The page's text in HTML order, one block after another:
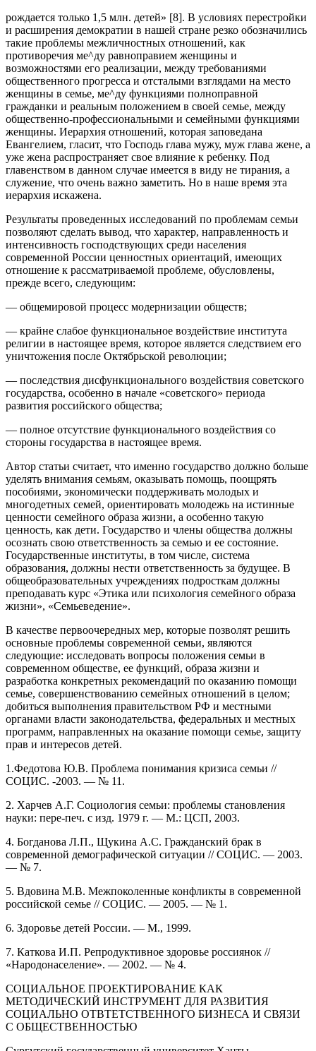
рождается только 1,5 млн. детей» [8]. В условиях перестройки
и расширения демократии в нашей стране резко обозначились
такие проблемы межличностных отношений, как
противоречия ме^ду равноправием женщины и
возможностями его реализации, между требованиями
общественного прогресса и отсталыми взглядами на место
женщины в семье, ме^ду функциями полноправной
гражданки и реальным положением в своей семье, между
общественно-профессиональными и семейными функциями
женщины. Иерархия отношений, которая заповедана
Евангелием, гласит, что Господь глава мужу, муж глава жене, а
уже жена распространяет свое влияние к ребенку. Под
главенством в данном случае имеется в виду не тирания, а
служение, что очень важно заметить. Но в наше время эта
иерархия искажена.
Результаты проведенных исследований по проблемам семьи
позволяют сделать вывод, что характер, направленность и
интенсивность господствующих среди населения
современной России ценностных ориентаций, имеющих
отношение к рассматриваемой проблеме, обусловлены,
прежде всего, следующим:
— общемировой процесс модернизации обществ;
— крайне слабое функциональное воздействие института
религии в настоящее время, которое является следствием его
уничтожения после Октябрьской революции;
— последствия дисфункционального воздействия советского
государства, особенно в начале «советского» периода
развития российского общества;
— полное отсутствие функционального воздействия со
стороны государства в настоящее время.
Автор статьи считает, что именно государство должно больше
уделять внимания семьям, оказывать помощь, поощрять
пособиями, экономически поддерживать молодых и
многодетных семей, ориентировать молодежь на истинные
ценности семейного образа жизни, а особенно такую
ценность, как дети. Государство и члены общества должны
осознать свою ответственность за семью и ее состояние.
Государственные институты, в том числе, система
образования, должны нести ответственность за будущее. В
общеобразовательных учреждениях подросткам должны
преподавать курс «Этика или психология семейного образа
жизни», «Семьеведение».
В качестве первоочередных мер, которые позволят решить
основные проблемы современной семьи, являются
следующие: исследовать вопросы положения семьи в
современном обществе, ее функций, образа жизни и
разработка конкретных рекомендаций по оказанию помощи
семье, совершенствованию семейных отношений в целом;
добиться выполнения правительством РФ и местными
органами власти законодательства, федеральных и местных
программ, направленных на оказание помощи семье, защиту
прав и интересов детей.
1.Федотова Ю.В. Проблема понимания кризиса семьи //
СОЦИС. -2003. — № 11.
2. Харчев А.Г. Социология семьи: проблемы становления
науки: пере-печ. с изд. 1979 г. — М.: ЦСП, 2003.
4. Богданова Л.П., Щукина A.C. Гражданский брак в
современной демографической ситуации // СОЦИС. — 2003.
— № 7.
5. Вдовина М.В. Межпоколенные конфликты в современной
российской семье // СОЦИС. — 2005. — № 1.
6. Здоровье детей России. — М., 1999.
7. Каткова И.П. Репродуктивное здоровье россиянок //
«Народонаселение». — 2002. — № 4.
СОЦИАЛЬНОЕ ПРОЕКТИРОВАНИЕ КАК
МЕТОДИЧЕСКИЙ ИНСТРУМЕНТ ДЛЯ РАЗВИТИЯ
СОЦИАЛЬНО ОТВТЕТСТВЕННОГО БИЗНЕСА И СВЯЗИ
С ОБЩЕСТВЕННОСТЬЮ